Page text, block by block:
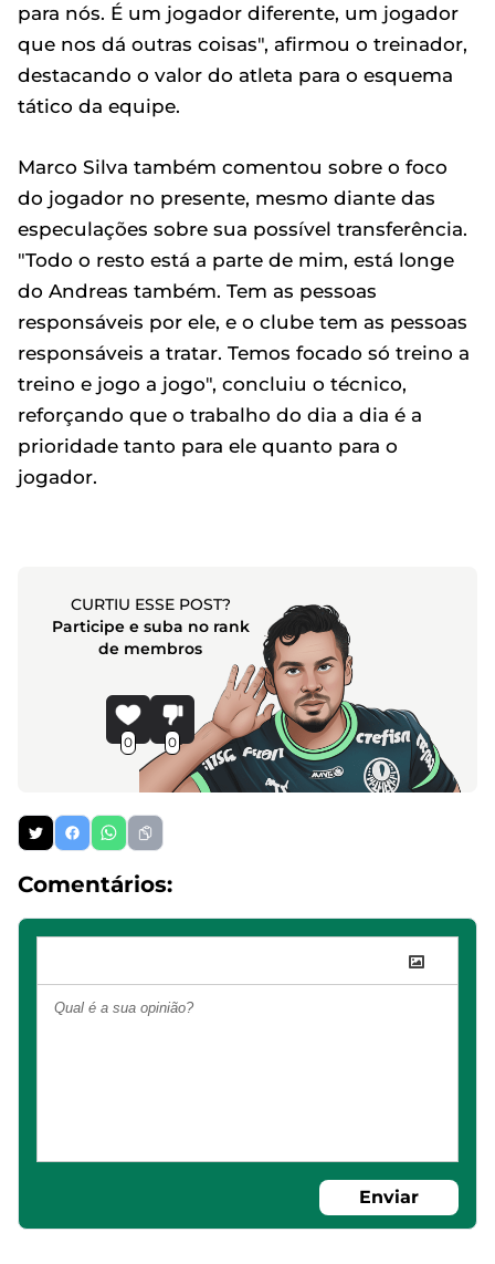
para nós. É um jogador diferente, um jogador
que nos dá outras coisas", afirmou o treinador,
destacando o valor do atleta para o esquema
tático da equipe.
Marco Silva também comentou sobre o foco
do jogador no presente, mesmo diante das
especulações sobre sua possível transferência.
"Todo o resto está a parte de mim, está longe
do Andreas também. Tem as pessoas
responsáveis por ele, e o clube tem as pessoas
responsáveis a tratar. Temos focado só treino a
treino e jogo a jogo", concluiu o técnico,
reforçando que o trabalho do dia a dia é a
prioridade tanto para ele quanto para o
jogador.
CURTIU ESSE POST?
Participe e suba no rank
de membros
0 0
Comentários:
Enviar